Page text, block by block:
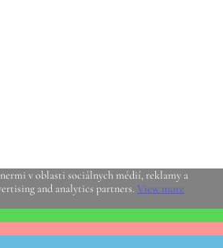
v oblasti sociálnych médií, reklamy a
and analytics partners. View more